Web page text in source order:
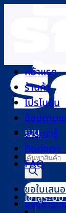
เมนู
Products
search
เข้าสู่ระบ
หน้าแรก
ร้านค้า
โปรโมชัน
ช้อปตาม
สาระน่ารู้
ติดต่อเรา
FAQ
ขอใบเสน
แจ้งชำระ